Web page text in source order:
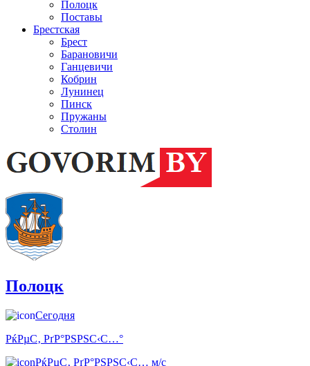
Полоцк
Поставы
Брестская
Брест
Барановичи
Ганцевичи
Кобрин
Лунинец
Пинск
Пружаны
Столин
Полоцк
Сегодня
РќРµС‚ РґР°РЅРЅС‹С…°
РќРµС‚ РґР°РЅРЅС‹С… м/с